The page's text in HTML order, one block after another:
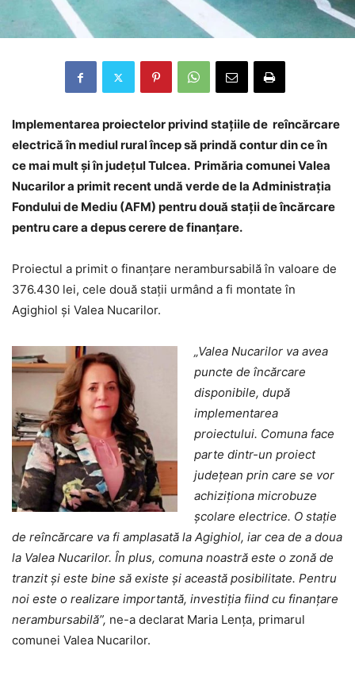
Implementarea proiectelor privind stațiile de reîncărcare
electrică în mediul rural încep să prindă contur din ce în
ce mai mult și în județul Tulcea. Primăria comunei Valea
Nucarilor a primit recent undă verde de la Administrația
Fondului de Mediu (AFM) pentru două stații de încărcare
pentru care a depus cerere de finanțare.
Proiectul a primit o finanțare nerambursabilă în valoare de
376.430 lei, cele două stații urmând a fi montate în
Agighiol și Valea Nucarilor.
„Valea Nucarilor va avea
puncte de încărcare
disponibile, după
implementarea
proiectului. Comuna face
parte dintr-un proiect
județean prin care se vor
achiziționa microbuze
școlare electrice. O stație
de reîncărcare va fi amplasată la Agighiol, iar cea de a doua
la Valea Nucarilor. În plus, comuna noastră este o zonă de
tranzit și este bine să existe și această posibilitate. Pentru
noi este o realizare importantă, investiția fiind cu finanțare
nerambursabilă”, ne-a declarat Maria Lența, primarul
comunei Valea Nucarilor.